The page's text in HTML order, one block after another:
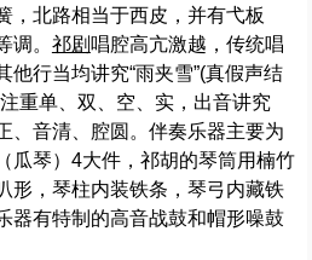
，北路相当于西皮，并有弋板
调。 祁剧唱腔高亢激越，传统唱
他行当均讲究“雨夹雪”(真假声结
重单、双、空、实，出音讲究
、音清、腔圆。伴奏乐器主要为
瓜琴）4大件，祁胡的琴筒用楠竹
形，琴柱内装铁条，琴弓内藏铁
器有特制的高音战鼓和帽形噪鼓